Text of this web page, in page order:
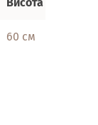
60 см